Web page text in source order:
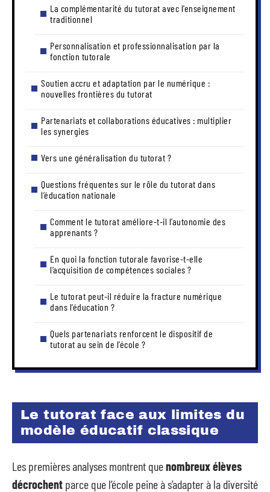
La complémentarité du tutorat avec l’enseignement
traditionnel
Personnalisation et professionnalisation par la
fonction tutorale
Soutien accru et adaptation par le numérique :
nouvelles frontières du tutorat
Partenariats et collaborations éducatives : multiplier
les synergies
Vers une généralisation du tutorat ?
Questions fréquentes sur le rôle du tutorat dans
l’éducation nationale
Comment le tutorat améliore-t-il l’autonomie des
apprenants ?
En quoi la fonction tutorale favorise-t-elle
l’acquisition de compétences sociales ?
Le tutorat peut-il réduire la fracture numérique
dans l’éducation ?
Quels partenariats renforcent le dispositif de
tutorat au sein de l’école ?
Le tutorat face aux limites du
modèle éducatif classique
Les premières analyses montrent quenombreux élèves
décrochent parce que l’école peine à s’adapter à la diversité